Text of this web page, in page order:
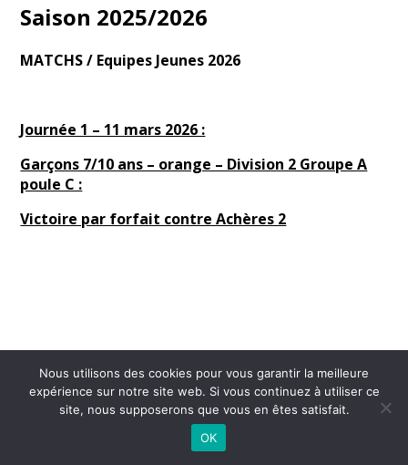
Saison 2025/2026
MATCHS / Equipes Jeunes 2026
Journée 1 – 11 mars 2026 :
Garçons 7/10 ans – orange – Division 2 Groupe A
poule C :
Victoire par forfait contre Achères 2
2026 - Tennis Club La Celle Saint-Cloud | Site internet réalisé par
MENTIONS LÉGALES
Nous utilisons des cookies pour vous garantir la meilleure
expérience sur notre site web. Si vous continuez à utiliser ce
site, nous supposerons que vous en êtes satisfait.
OK